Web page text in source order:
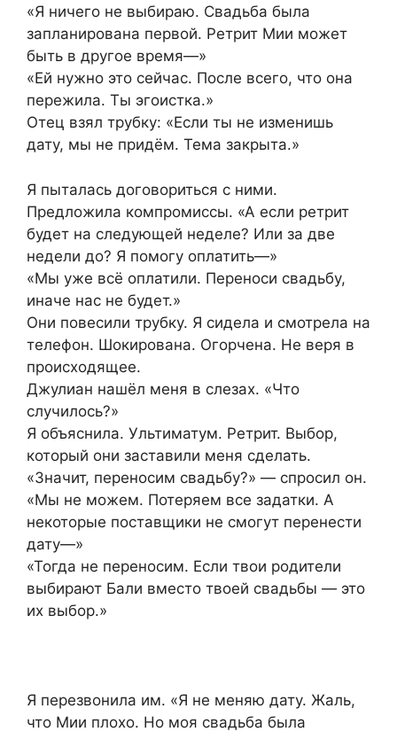
«Я ничего не выбираю. Свадьба была
запланирована первой. Ретрит Мии может
быть в другое время—»
«Ей нужно это сейчас. После всего, что она
пережила. Ты эгоистка.»
Отец взял трубку: «Если ты не изменишь
дату, мы не придём. Тема закрыта.»
Я пыталась договориться с ними.
Предложила компромиссы. «А если ретрит
будет на следующей неделе? Или за две
недели до? Я помогу оплатить—»
«Мы уже всё оплатили. Переноси свадьбу,
иначе нас не будет.»
Они повесили трубку. Я сидела и смотрела на
телефон. Шокирована. Огорчена. Не веря в
происходящее.
Джулиан нашёл меня в слезах. «Что
случилось?»
Я объяснила. Ультиматум. Ретрит. Выбор,
который они заставили меня сделать.
«Значит, переносим свадьбу?» — спросил он.
«Мы не можем. Потеряем все задатки. А
некоторые поставщики не смогут перенести
дату—»
«Тогда не переносим. Если твои родители
выбирают Бали вместо твоей свадьбы — это
их выбор.»
Я перезвонила им. «Я не меняю дату. Жаль,
что Мии плохо. Но моя свадьба была